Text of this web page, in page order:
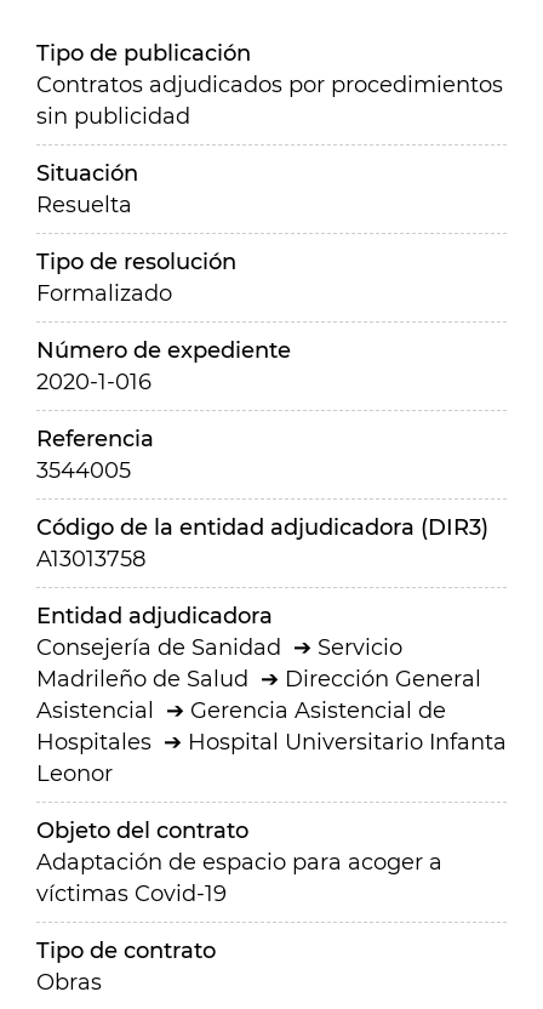
Tipo de publicación
Contratos adjudicados por procedimientos
sin publicidad
Situación
Resuelta
Tipo de resolución
Formalizado
Número de expediente
2020-1-016
Referencia
3544005
Código de la entidad adjudicadora (DIR3)
A13013758
Entidad adjudicadora
Consejería de Sanidad
Servicio
Madrileño de Salud
Dirección General
Asistencial
Gerencia Asistencial de
Hospitales
Hospital Universitario Infanta
Leonor
Objeto del contrato
Adaptación de espacio para acoger a
víctimas Covid-19
Tipo de contrato
Obras